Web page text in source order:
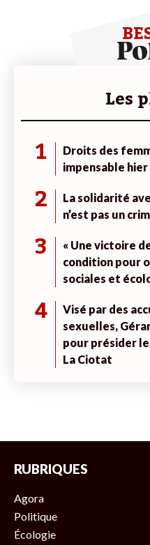
Les
1
Droits des
impensable
2
La solidarité
n’est pas un
3
« Une victoire
condition pour
sociales et
4
Visé par des
sexuelles,
pour présider
La Ciotat
RUBRIQUES
Agora
Politique
Écologie